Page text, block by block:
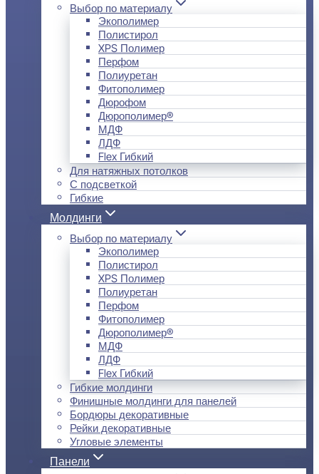
Выбор по материалу
Экополимер
Полистирол
XPS Полимер
Перфом
Полиуретан
Фитополимер
Дюрофом
Дюрополимер®
МДФ
ЛДФ
Flex Гибкий
Для натяжных потолков
С подсветкой
Гибкие
Молдинги
Выбор по материалу
Экополимер
Полистирол
XPS Полимер
Полиуретан
Перфом
Фитополимер
Дюрополимер®
МДФ
ЛДФ
Flex Гибкий
Гибкие молдинги
Финишные молдинги для панелей
Бордюры декоративные
Рейки декоративные
Угловые элементы
Панели